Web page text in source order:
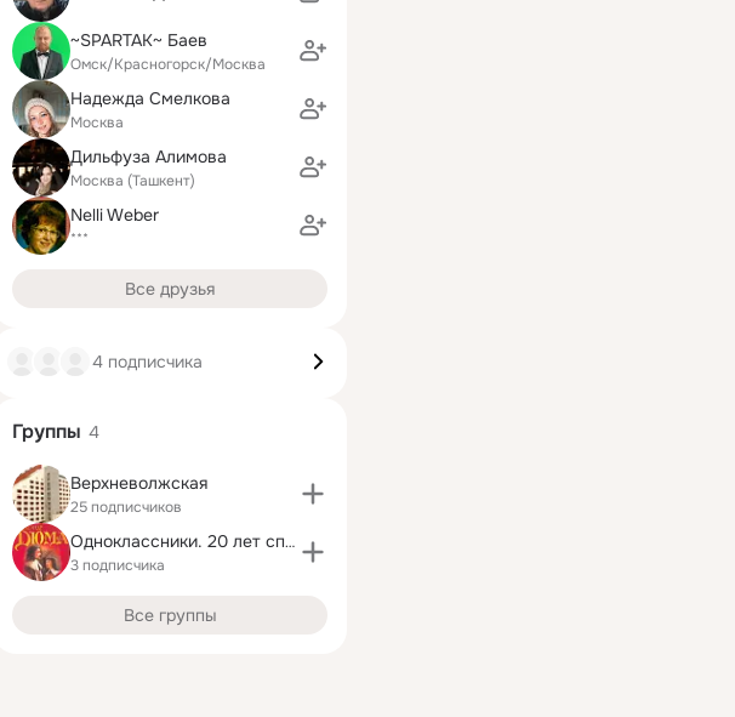
~SPARTAK~ Баев
Омск/Красногорск/Москва
Надежда Смелкова
Москва
Дильфуза Алимова
Москва (Ташкент)
Nelli Weber
***
Все друзья
4 подписчика
Группы 4
Верхневолжская
25 подписчиков
Одноклассники. 20 лет спустя
3 подписчика
Все группы